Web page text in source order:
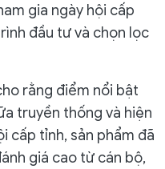
gia ngày hội cấp
đầu tư và chọn lọc
rằng điểm nổi bật
truyền thống và hiện
cấp tỉnh, sản phẩm đã
giá cao từ cán bộ,